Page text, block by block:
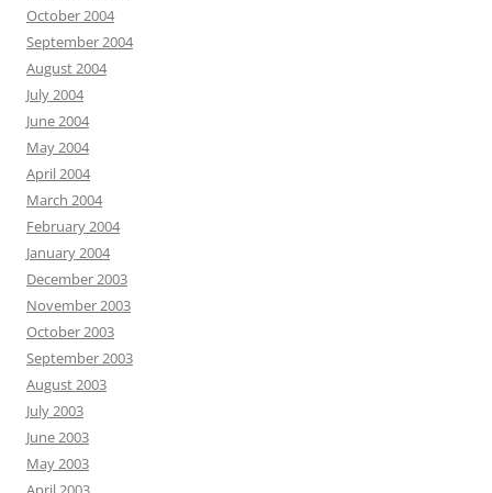
October 2004
September 2004
August 2004
July 2004
June 2004
May 2004
April 2004
March 2004
February 2004
January 2004
December 2003
November 2003
October 2003
September 2003
August 2003
July 2003
June 2003
May 2003